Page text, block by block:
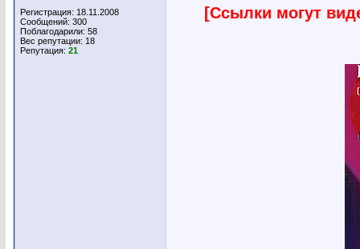
Регистрация: 18.11.2008
Сообщений: 300
Поблагодарили: 58
Вес репутации: 18
Репутация: 21
[Ссылки могут